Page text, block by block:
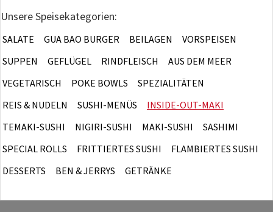
Unsere Speisekategorien:
SALATE GUA BAO BURGER BEILAGEN
VORSPEISEN
SUPPEN
GEFLÜGEL RINDFLEISCH
AUS DEM MEER
VEGETARISCH
POKE BOWLS
SPEZIALITÄTEN
REIS & NUDELN
SUSHI-MENÜS
INSIDE-OUT-MAKI
TEMAKI-SUSHI
NIGIRI-SUSHI MAKI-SUSHI
SASHIMI
SPECIAL ROLLS
FRITTIERTES SUSHI
FLAMBIERTES SUSHI
DESSERTS
BEN & JERRYS GETRÄNKE